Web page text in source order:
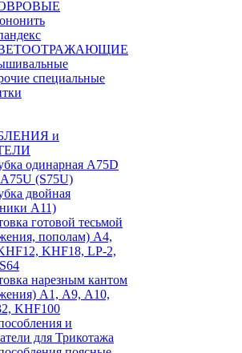
специальные
и
одинарная А75D
(S75U)
двойная
А11)
готовой тесьмой
пополам) А4,
KHF18, LP-2,
нарезным кантом
А1, А9, А10,
KHF100
и
для Трикотажа